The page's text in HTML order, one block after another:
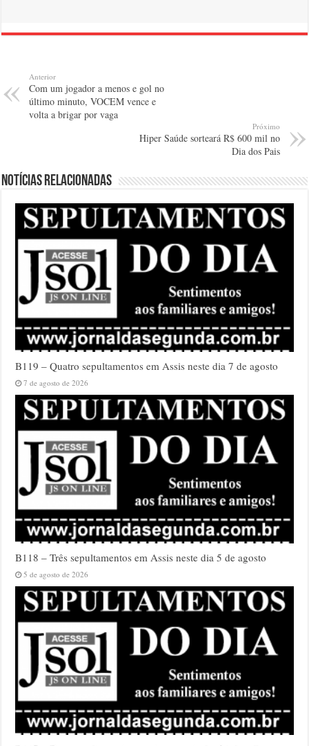
Anterior
Com um jogador a menos e gol no
último minuto, VOCEM vence e
volta a brigar por vaga
Próximo
Hiper Saúde sorteará R$ 600 mil no
Dia dos Pais
Notícias relacionadas
B119 – Quatro sepultamentos em Assis neste dia 7 de agosto
7 de agosto de 2026
B118 – Três sepultamentos em Assis neste dia 5 de agosto
5 de agosto de 2026